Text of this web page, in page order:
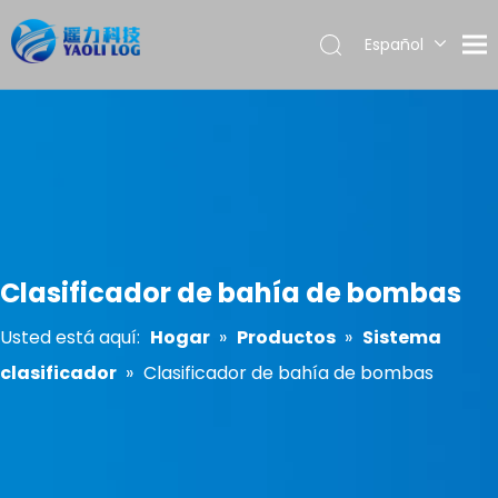
Español
Clasificador de bahía de bombas
Usted está aquí: Hogar » Productos » Sistema
clasificador » Clasificador de bahía de bombas